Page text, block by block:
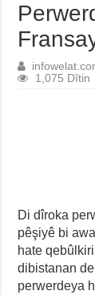
1,075 Dîtin
Di dîroka
pêşiyê bi
hate
dibistanan
perwerdeya